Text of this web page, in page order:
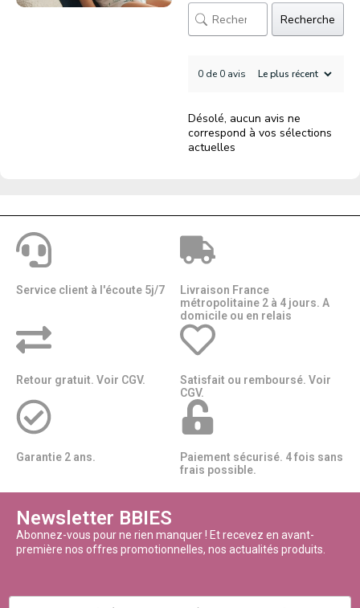
Recherche
0 de 0 avis
Désolé, aucun avis ne
correspond à vos sélections
actuelles
Service client à l'écoute 5j/7
Livraison France
métropolitaine 2 à 4 jours. A
domicile ou en relais​​
Retour gratuit. Voir CGV.
Satisfait ou remboursé. Voir
CGV.
Garantie 2 ans.
Paiement sécurisé. 4 fois sans
frais possible.
Newsletter BBIES
Abonnez-vous pour ne rien manquer ! Et recevez en avant-
première nos offres promotionnelles, nos actualités produits.